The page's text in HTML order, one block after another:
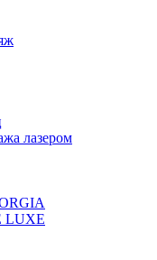
лазером
LUXE